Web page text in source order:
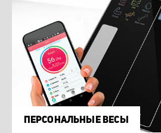
ПЕРСОНАЛЬНЫЕ ВЕСЫ